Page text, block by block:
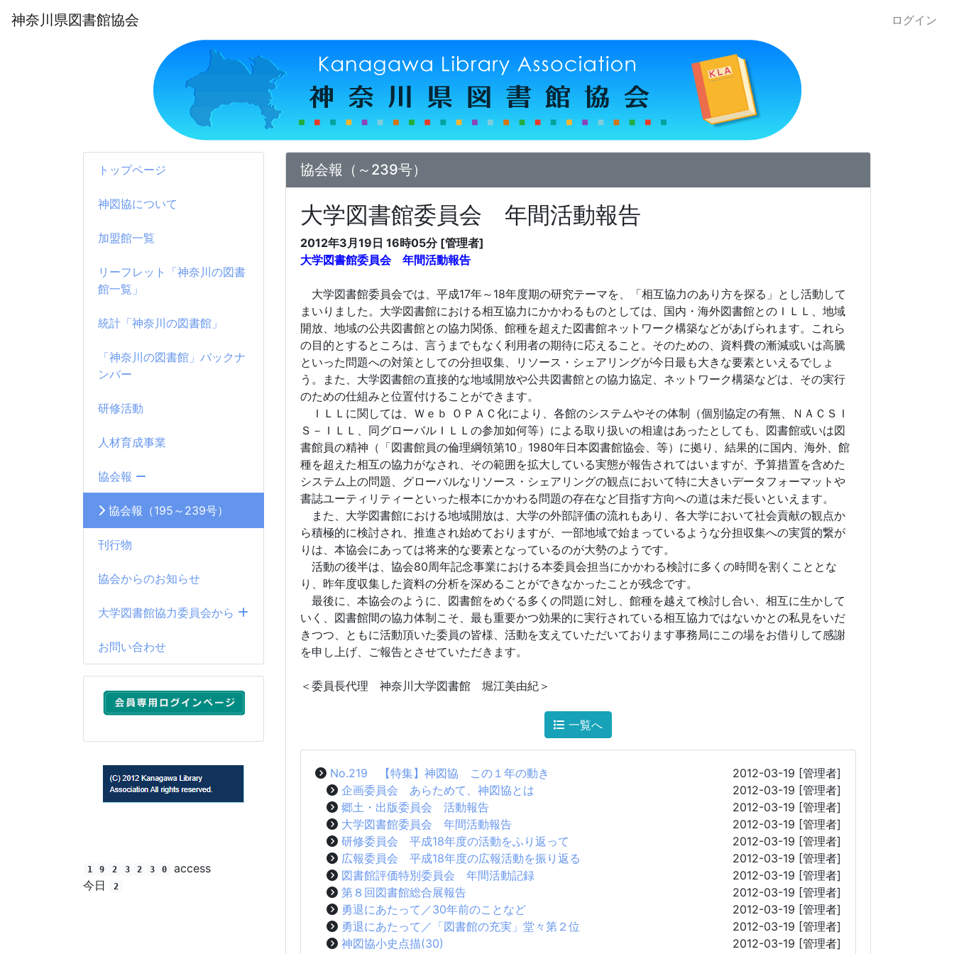
神奈川県図書館協会 ログイン
トップページ
神図協について
加盟館一覧
リーフレット「神奈川の図書
館一覧」
統計「神奈川の図書館」
「神奈川の図書館」バックナ
ンバー
研修活動
人材育成事業
協会報
協会報（195～239号）
刊行物
協会からのお知らせ
大学図書館協力委員会から
お問い合わせ
1 9 2 3 2 3 0
access
今日
2
協会報（～239号）
大学図書館委員会 年間活動報告
2012年3月19日 16時05分 [管理者]
大学図書館委員会 年間活動報告
大学図書館委員会では、平成17年～18年度期の研究テーマを、「相互協力のあり方を探る」とし活動して
まいりました。大学図書館における相互協力にかかわるものとしては、国内・海外図書館とのＩＬＬ、地域
開放、地域の公共図書館との協力関係、館種を超えた図書館ネットワーク構築などがあげられます。これら
の目的とするところは、言うまでもなく利用者の期待に応えること。そのための、資料費の漸減或いは高騰
といった問題への対策としての分担収集、リソース・シェアリングが今日最も大きな要素といえるでしょ
う。また、大学図書館の直接的な地域開放や公共図書館との協力協定、ネットワーク構築などは、その実行
のための仕組みと位置付けることができます。
ＩＬＬに関しては、Ｗｅｂ ＯＰＡＣ化により、各館のシステムやその体制（個別協定の有無、ＮＡＣＳＩ
Ｓ－ＩＬＬ、同グローバルＩＬＬの参加如何等）による取り扱いの相違はあったとしても、図書館或いは図
書館員の精神（「図書館員の倫理綱領第10」1980年日本図書館協会、等）に拠り、結果的に国内、海外、館
種を超えた相互の協力がなされ、その範囲を拡大している実態が報告されてはいますが、予算措置を含めた
システム上の問題、グローバルなリソース・シェアリングの観点において特に大きいデータフォーマットや
書誌ユーティリティーといった根本にかかわる問題の存在など目指す方向への道は未だ長いといえます。
また、大学図書館における地域開放は、大学の外部評価の流れもあり、各大学において社会貢献の観点か
ら積極的に検討され、推進され始めておりますが、一部地域で始まっているような分担収集への実質的繋が
りは、本協会にあっては将来的な要素となっているのが大勢のようです。
活動の後半は、協会80周年記念事業における本委員会担当にかかわる検討に多くの時間を割くこととな
り、昨年度収集した資料の分析を深めることができなかったことが残念です。
最後に、本協会のように、図書館をめぐる多くの問題に対し、館種を越えて検討し合い、相互に生かして
いく、図書館間の協力体制こそ、最も重要かつ効果的に実行されている相互協力ではないかとの私見をいだ
きつつ、ともに活動頂いた委員の皆様、活動を支えていただいております事務局にこの場をお借りして感謝
を申し上げ、ご報告とさせていただきます。
＜委員長代理 神奈川大学図書館 堀江美由紀＞
一覧へ
No.219 【特集】神図協 この１年の動き 2012-03-19 [管理者]
企画委員会 あらためて、神図協とは
2012-03-19 [管理者]
郷土・出版委員会 活動報告
2012-03-19 [管理者]
大学図書館委員会 年間活動報告
2012-03-19 [管理者]
研修委員会 平成18年度の活動をふり返って
2012-03-19 [管理者]
広報委員会 平成18年度の広報活動を振り返る
2012-03-19 [管理者]
図書館評価特別委員会 年間活動記録
2012-03-19 [管理者]
第８回図書館総合展報告
2012-03-19 [管理者]
勇退にあたって／30年前のことなど
2012-03-19 [管理者]
勇退にあたって／「図書館の充実」堂々第２位
2012-03-19 [管理者]
神図協小史点描(30)
2012-03-19 [管理者]